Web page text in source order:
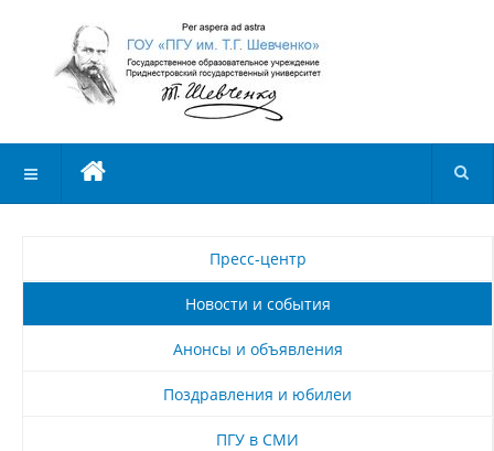
Пресс-центр
Новости и события
Анонсы и объявления
Поздравления и юбилеи
ПГУ в СМИ